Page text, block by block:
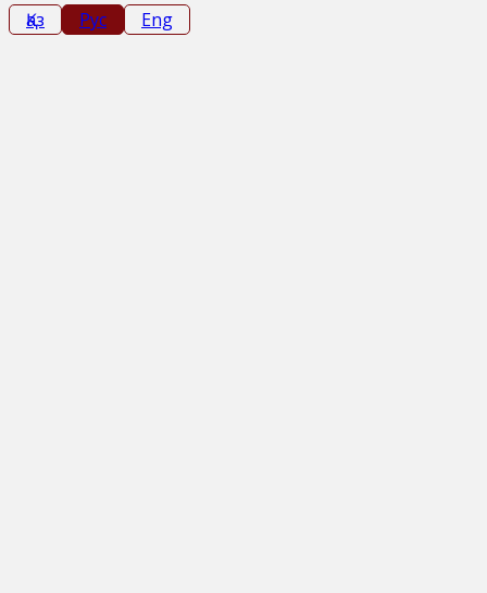
Қаз Рус Eng